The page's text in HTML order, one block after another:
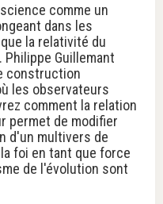
comme un
dans les
la relativité du
Guillemant
construction
les observateurs
comment la relation
permet de modifier
d'un multivers de
foi en tant que force
de l'évolution sont